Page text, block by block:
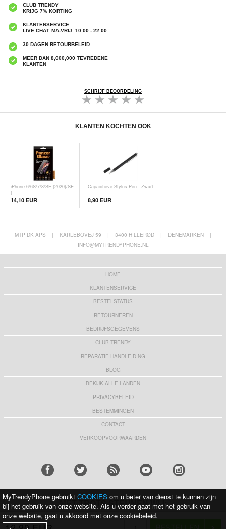
CLUB TRENDY
KRIJG 7% KORTING
KLANTENSERVICE:
LIVE CHAT: MA-VRIJ: 10:00 - 22:00
30 DAGEN RETOURBELEID
MEER DAN 8,000,000 TEVREDENE
KLANTEN
SCHRIJF BEOORDELING
KLANTEN KOCHTEN OOK
iPhone 6/6S/7/8/SE (2020)/SE
(
14,10 EUR
Capacitieve Stylus Pen - Zwart
8,90 EUR
MTP DK APS | KARLEBOVEJ 59 | 3400 HILLERØD | DENEMARKEN
|
INFO@MYTRENDYPHONE.NL
HOME
KLANTENSERVICE
BESTELSTATUS
RETOURNEREN
BEDRIJFSGEGEVENS
CLUB TRENDY
REPARATIE HANDLEIDING
BLOG
BEKIJK ALLE LANDEN
PRIVACYBELEID
BESTEMMINGEN
CONTACT
VERKOOPVOORWAARDEN
MET TROTS STEUNEN WIJ:
MyTrendyPhone gebruikt COOKIES om u beter van dienst te kunnen zijn
bij het gebruik van onze website. Als u verder gaat met het gebruik van
onze website, gaat u akkoord met onze cookiebeleid.